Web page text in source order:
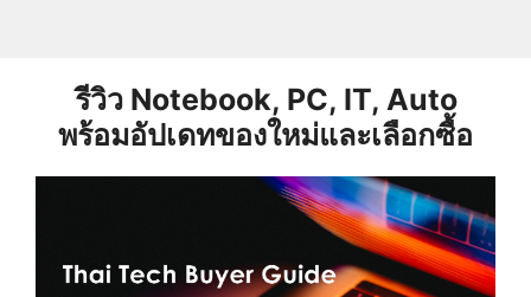
รีวิว Notebook, PC, IT, Auto
พร้อมอัปเดทของใหม่และเลือกซื้อ